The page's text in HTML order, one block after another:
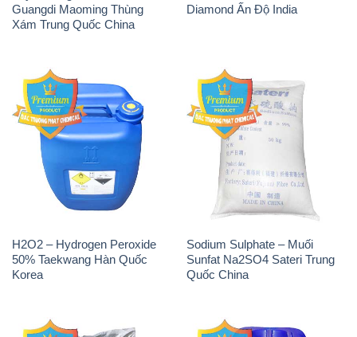
H2O2 – Hydrogen Peroxide
50% Taekwang Hàn Quốc
Sodium Sulphate – Muối
Sunfat Na2SO4 Sateri Trung
Quốc China